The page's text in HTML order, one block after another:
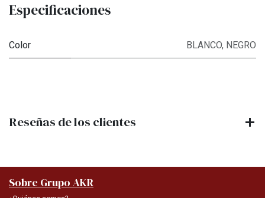
Especificaciones
Color BLANCO, NEGRO
Reseñas de los clientes
Sobre Grupo AKR